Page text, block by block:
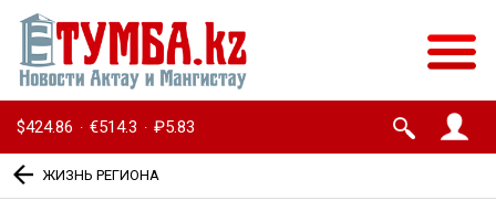
$424.86 · €514.3 · ₽5.83
ЖИЗНЬ РЕГИОНА